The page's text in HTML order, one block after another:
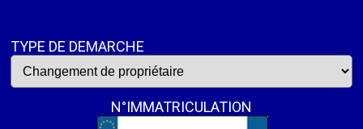
TYPE DE DEMARCHE
N°IMMATRICULATION